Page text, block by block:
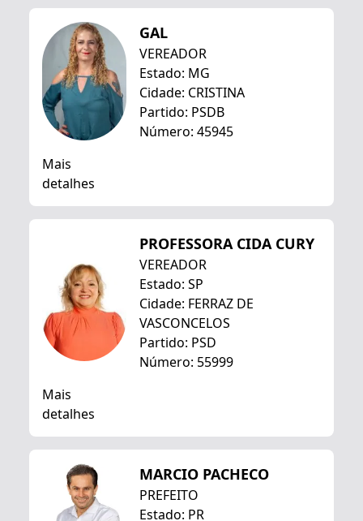
GAL
VEREADOR
Estado: MG
Cidade: CRISTINA
Partido: PSDB
Número: 45945
Mais
detalhes
PROFESSORA CIDA CURY
VEREADOR
Estado: SP
Cidade: FERRAZ DE
VASCONCELOS
Partido: PSD
Número: 55999
Mais
detalhes
MARCIO PACHECO
PREFEITO
Estado: PR